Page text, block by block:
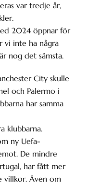
var tredje år,
2024 öppnar för
vi inte ha några
nog det sämsta.
City skulle
och Palermo i
har samma
klubbarna.
ny Uefa-
De mindre
har fått mer
villkor. Även om